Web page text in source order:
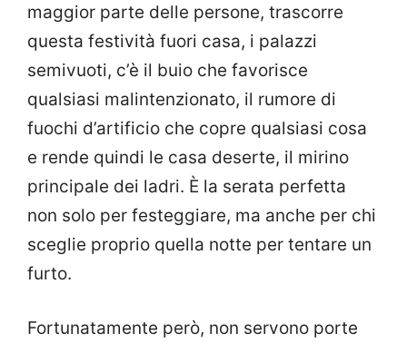
maggior parte delle persone, trascorre
questa festività fuori casa, i palazzi
semivuoti, c’è il buio che favorisce
qualsiasi malintenzionato, il rumore di
fuochi d’artificio che copre qualsiasi cosa
e rende quindi le casa deserte, il mirino
principale dei ladri. È la serata perfetta
non solo per festeggiare, ma anche per chi
sceglie proprio quella notte per tentare un
furto.
Fortunatamente però, non servono porte